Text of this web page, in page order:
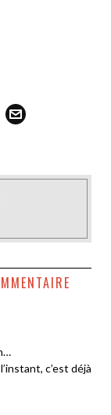
c’est déjà